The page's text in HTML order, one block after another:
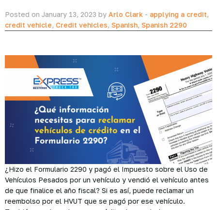
Posted on January 13, 2023 by Arlo Clark - applying a credit,
credit vehicle, Credit vehicles, Spanish, Spanish 2290
¿Hizo el Formulario 2290 y pagó el Impuesto sobre el Uso de
Vehículos Pesados por un vehículo y vendió el vehículo antes
de que finalice el año fiscal? Si es así, puede reclamar un
reembolso por el HVUT que se pagó por ese vehículo.